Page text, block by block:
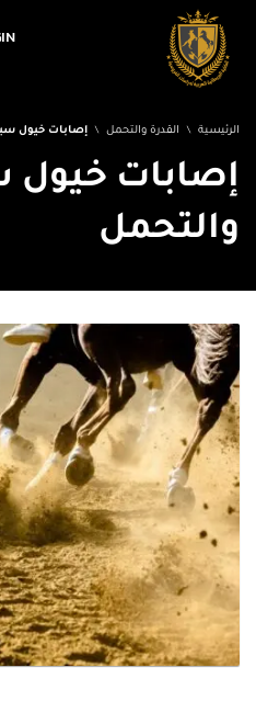
الرئيسية القدرة والتحمل إصابات خيول
إصابات خيول
والتحمل